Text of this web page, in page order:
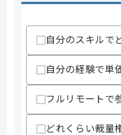
スキル
-
-
-
自分のスキルで
自分の経験で単
フルリモートで
どれくらい裁量